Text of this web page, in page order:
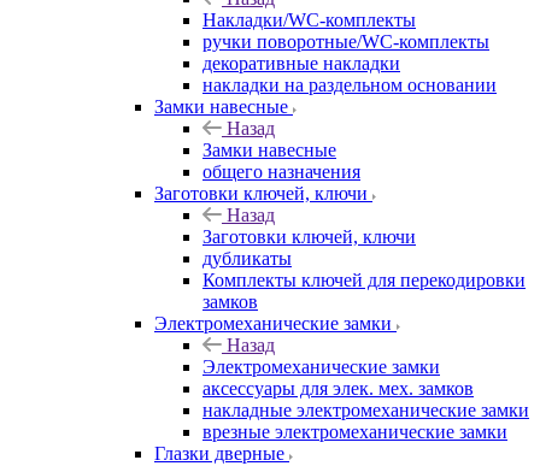
Накладки/WC-комплекты
ручки поворотные/WC-комплекты
декоративные накладки
накладки на раздельном основании
Замки навесные
Назад
Замки навесные
общего назначения
Заготовки ключей, ключи
Назад
Заготовки ключей, ключи
дубликаты
Комплекты ключей для перекодировки
замков
Электромеханические замки
Назад
Электромеханические замки
аксессуары для элек. мех. замков
накладные электромеханические замки
врезные электромеханические замки
Глазки дверные